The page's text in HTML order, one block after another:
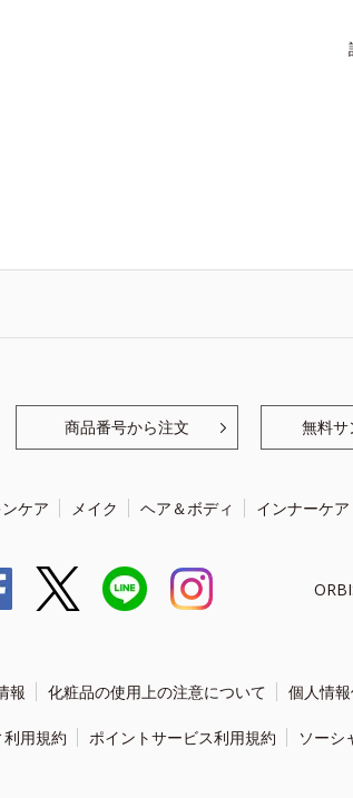
商品番号から注文 無料サ
ケア メイク ヘア＆ボディ インナーケア
報 化粧品の使用上の注意について 個人情
用規約 ポイントサービス利用規約 ソーシ